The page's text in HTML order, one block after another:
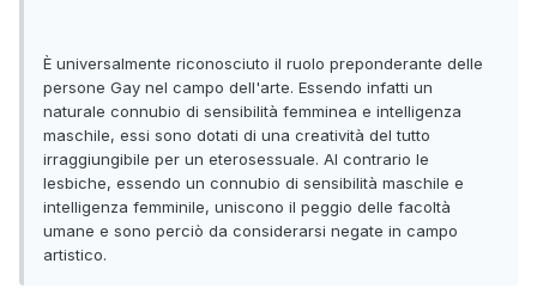
È universalmente riconosciuto il ruolo preponderante delle
persone Gay nel campo dell'arte. Essendo infatti un
naturale connubio di sensibilità femminea e intelligenza
maschile, essi sono dotati di una creatività del tutto
irraggiungibile per un eterosessuale. Al contrario le
lesbiche, essendo un connubio di sensibilità maschile e
intelligenza femminile, uniscono il peggio delle facoltà
umane e sono perciò da considerarsi negate in campo
artistico.